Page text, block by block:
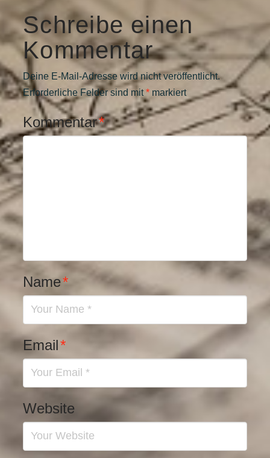
Schreibe einen
Kommentar
Deine E-Mail-Adresse wird nicht veröffentlicht.
Erforderliche Felder sind mit* markiert
Kommentar*
Name*
Email*
Website